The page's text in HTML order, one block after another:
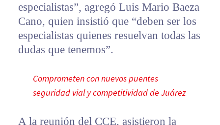
especialistas”, agregó Luis Mario Baeza
Cano, quien insistió que “deben ser los
especialistas quienes resuelvan todas las
dudas que tenemos”.
Comprometen con nuevos puentes
seguridad vial y competitividad de Juárez
A la reunión del CCE, asistieron la